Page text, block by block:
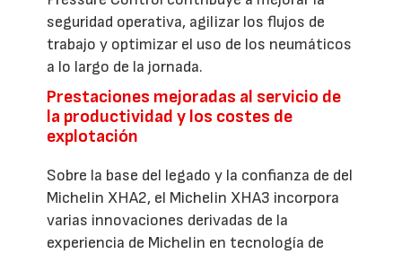
seguridad operativa, agilizar los flujos de
trabajo y optimizar el uso de los neumáticos
a lo largo de la jornada.
Prestaciones mejoradas al servicio de
la productividad y los costes de
explotación
Sobre la base del legado y la confianza de del
Michelin XHA2, el Michelin XHA3 incorpora
varias innovaciones derivadas de la
experiencia de Michelin en tecnología de